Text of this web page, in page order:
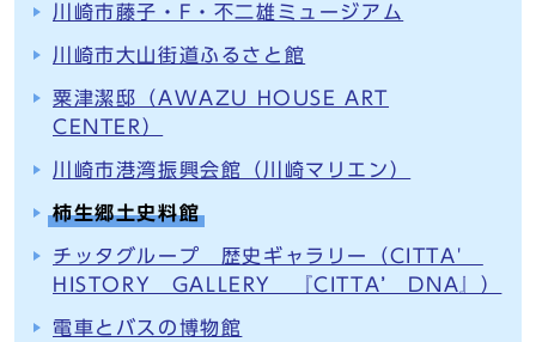
川崎市藤子・F・不二雄ミュージアム
川崎市大山街道ふるさと館
粟津潔邸（AWAZU HOUSE ART
CENTER）
川崎市港湾振興会館（川崎マリエン）
柿生郷土史料館
チッタグループ 歴史ギャラリー（CITTA'
HISTORY GALLERY 『CITTA’ DNA』）
電車とバスの博物館